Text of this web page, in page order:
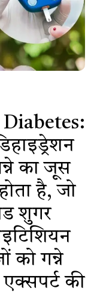
Diabetes:
का जूस
है, जो
शुगर
को गन्ने
की